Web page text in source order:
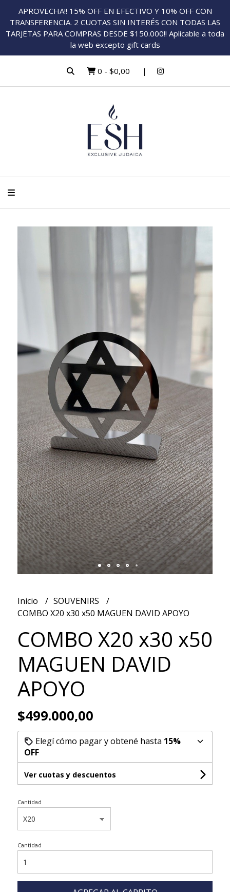
APROVECHA!! 15% OFF EN EFECTIVO Y 10% OFF CON
TRANSFERENCIA. 2 CUOTAS SIN INTERÉS CON TODAS LAS
TARJETAS PARA COMPRAS DESDE $150.000!! Aplicable a toda
la web excepto gift cards
0 - $0,00
Inicio
SOUVENIRS
COMBO X20 x30 x50 MAGUEN DAVID APOYO
COMBO X20 x30 x50
MAGUEN DAVID
APOYO
$499.000,00
Elegí cómo pagar y obtené hasta 15%
OFF
Ver cuotas y descuentos
Cantidad
Cantidad